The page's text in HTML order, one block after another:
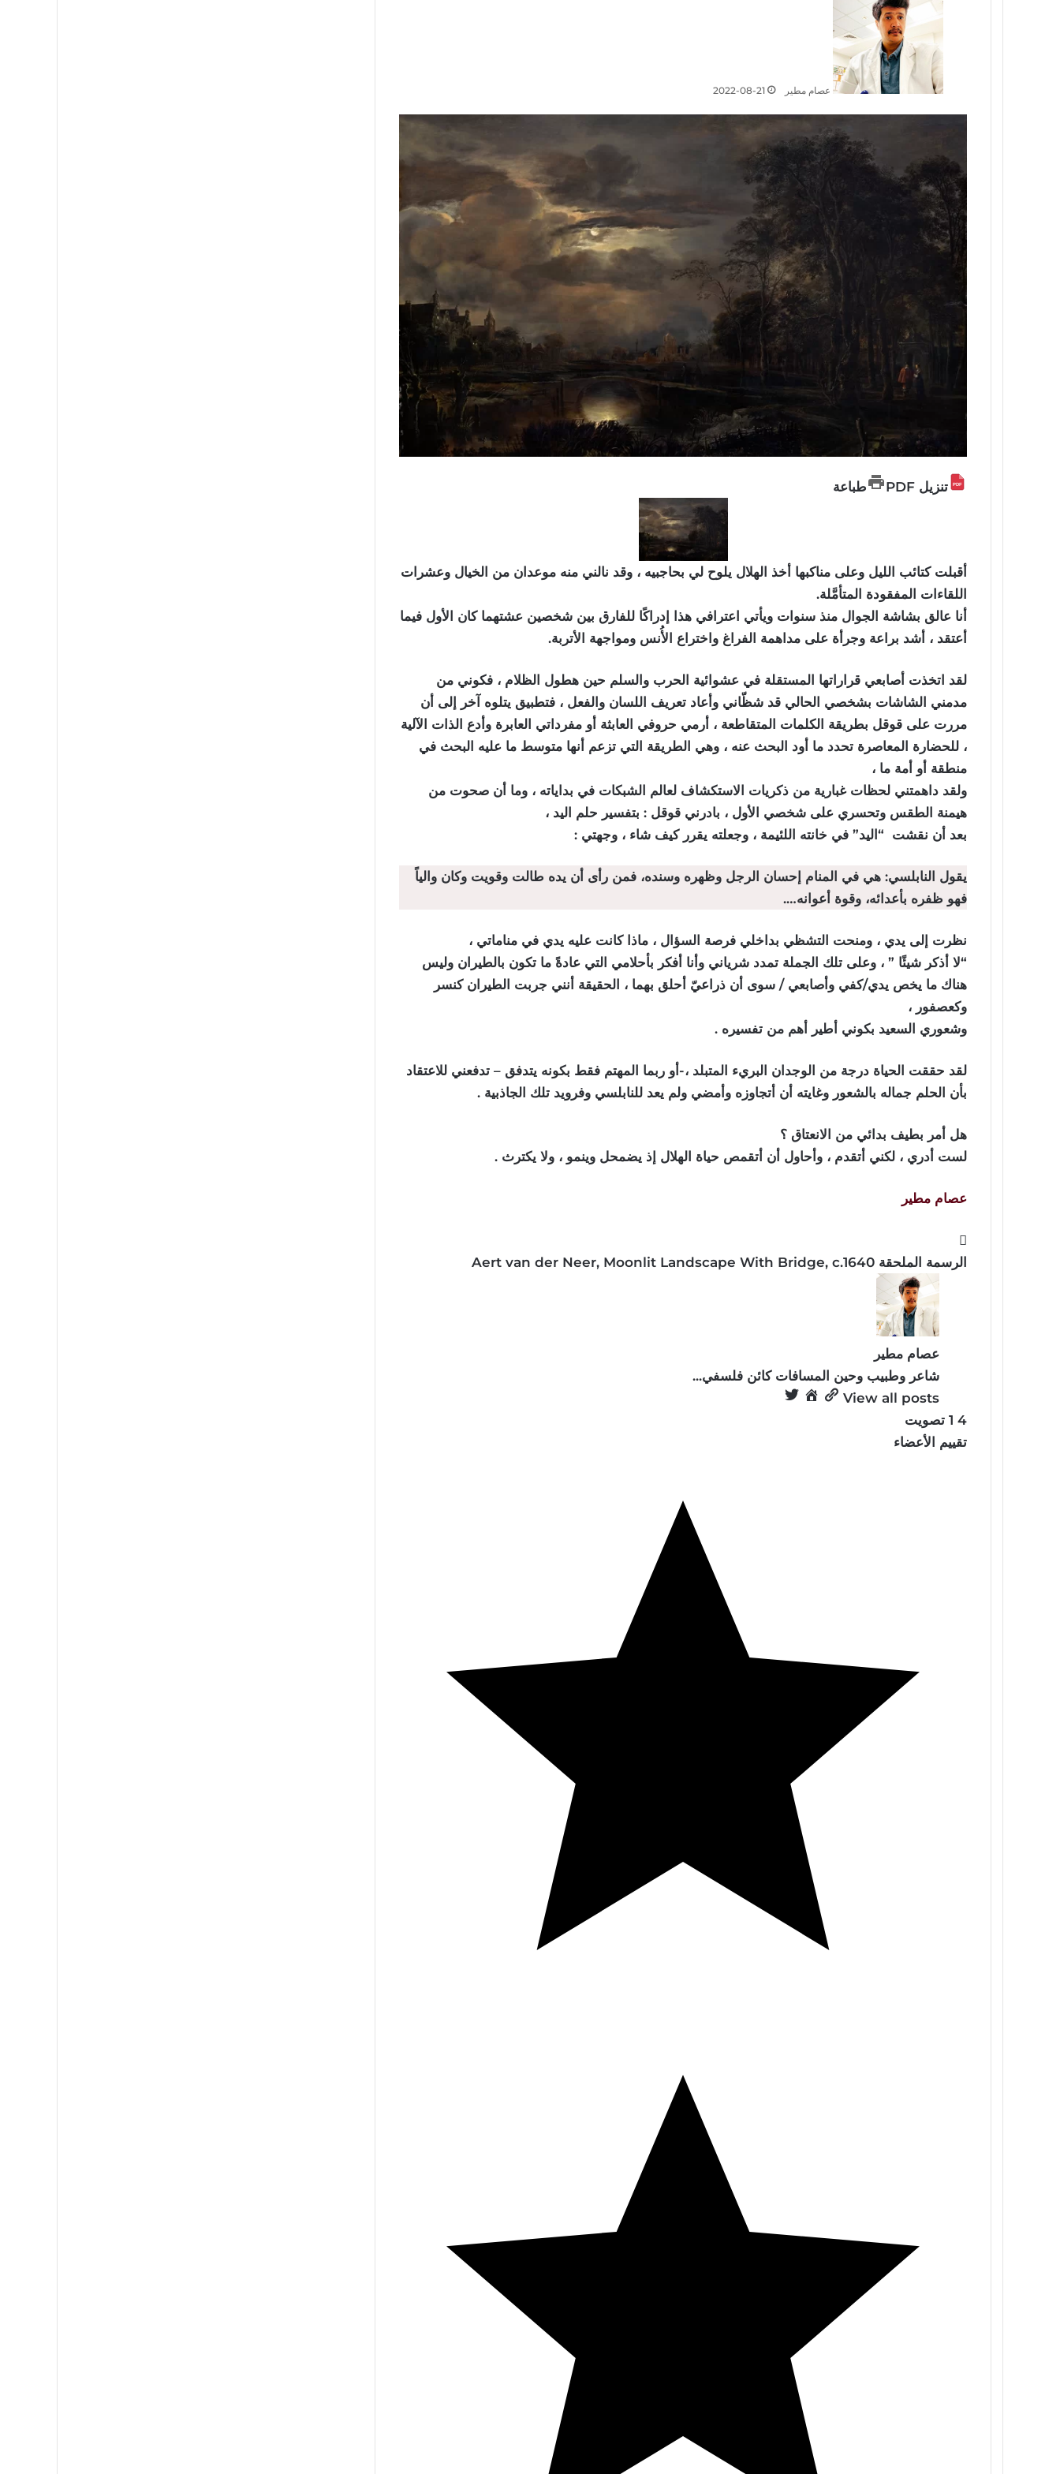
عصام مطير 2022-08-21
تنزيل PDF طباعة
أقبلت كتائب الليل وعلى مناكبها أخذ الهلال يلوح لي بحاجبيه ، وقد نالني منه موعدان من الخيال وعشرات
اللقاءات المفقودة المتأمَّلة.
أنا عالق بشاشة الجوال منذ سنوات ويأتي اعترافي هذا إدراكًا للفارق بين شخصين عشتهما كان الأول فيما
أعتقد ، أشد براعة وجرأة على مداهمة الفراغ واختراع الأُنس ومواجهة الأتربة.
لقد اتخذت أصابعي قراراتها المستقلة في عشوائية الحرب والسلم حين هطول الظلام ، فكوني من
مدمني الشاشات بشخصي الحالي قد شظّاني وأعاد تعريف اللسان والفعل ، فتطبيق يتلوه آخر إلى أن
مررت على قوقل بطريقة الكلمات المتقاطعة ، أرمي حروفي العابثة أو مفرداتي العابرة وأدع الذات الآلية
، للحضارة المعاصرة تحدد ما أود البحث عنه ، وهي الطريقة التي تزعم أنها متوسط ما عليه البحث في
منطقة أو أمة ما ،
ولقد داهمتني لحظات غبارية من ذكريات الاستكشاف لعالم الشبكات في بداياته ، وما أن صحوت من
هيمنة الطقس وتحسري على شخصي الأول ، بادرني قوقل : بتفسير حلم اليد ،
بعد أن نقشت “اليد” في خانته اللئيمة ، وجعلته يقرر كيف شاء ، وجهتي :
يقول النابلسي: هي في المنام إحسان الرجل وظهره وسنده، فمن رأى أن يده طالت وقويت وكان والياً
فهو ظفره بأعدائه، وقوة أعوانه….
نظرت إلى يدي ، ومنحت التشظي بداخلي فرصة السؤال ، ماذا كانت عليه يدي في مناماتي ،
“لا أذكر شيئًا ” ، وعلى تلك الجملة تمدد شرياني وأنا أفكر بأحلامي التي عادةً ما تكون بالطيران وليس
هناك ما يخص يدي/كفي وأصابعي / سوى أن ذراعيّ أحلق بهما ، الحقيقة أنني جربت الطيران كنسر
وكعصفور ،
وشعوري السعيد بكوني أطير أهم من تفسيره .
لقد حققت الحياة درجة من الوجدان البريء المتبلد ،-أو ربما المهتم فقط بكونه يتدفق – تدفعني للاعتقاد
بأن الحلم جماله بالشعور وغايته أن أتجاوزه وأمضي ولم يعد للنابلسي وفرويد تلك الجاذبية .
هل أمر بطيف بدائي من الانعتاق ؟
لست أدري ، لكني أتقدم ، وأحاول أن أتقمص حياة الهلال إذ يضمحل وينمو ، ولا يكترث .
عصام مطير
الرسمة الملحقة Aert van der Neer, Moonlit Landscape With Bridge, c.1640
عصام مطير
شاعر وطبيب وحين المسافات كائن فلسفي...
View all posts
4
1 تصويت
تقييم الأعضاء